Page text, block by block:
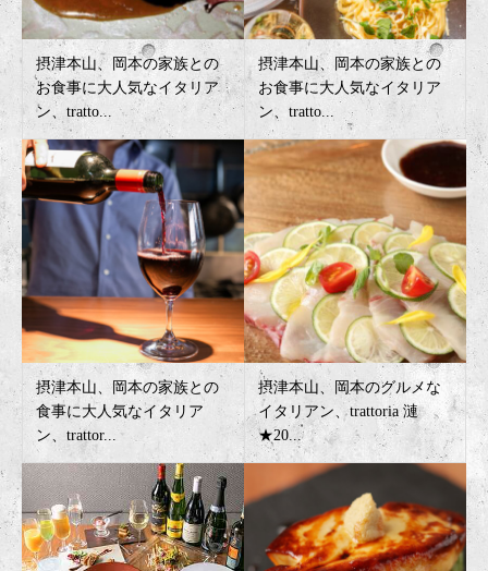
摂津本山、岡本の家族との
お食事に大人気なイタリア
ン、tratto...
摂津本山、岡本の家族との
お食事に大人気なイタリア
ン、tratto...
摂津本山、岡本の家族との
食事に大人気なイタリア
ン、trattor...
摂津本山、岡本のグルメな
イタリアン、trattoria 漣
★20...